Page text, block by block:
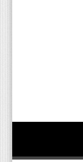
Καιρός